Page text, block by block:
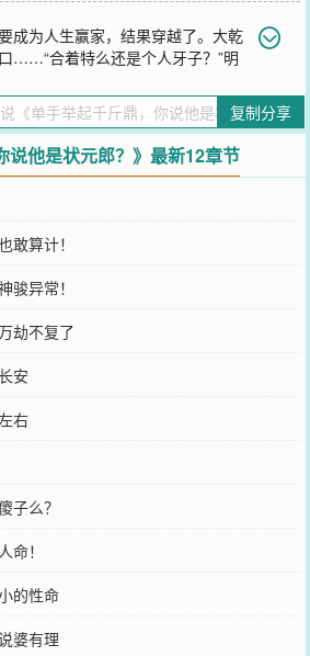
成为人生赢家，结果穿越了。大乾
……“合着特么还是个人牙子？”明
。【宿主：徐锋】【武力：不入流】【当
：1000：1】“每读千字，涨一点气血？”
系统，心中渐渐有了个大胆的想法。多年
新科状元是谁吗？”“徐锋，徐先生！”“我
！”
鼎，你说他是状元郎？
里的朋友推荐哦！
复制分享
说他是状元郎？》最新12章节
敢算计！
骏异常！
劫不复了
安
右
子么？
命！
的性命
婆有理